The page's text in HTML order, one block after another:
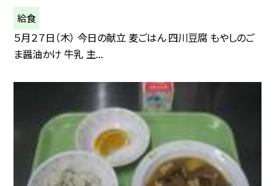
給食
５月２７日（木） 今日の献立 麦ごはん 四川豆腐 もやしのご
ま醤油かけ 牛乳 主...